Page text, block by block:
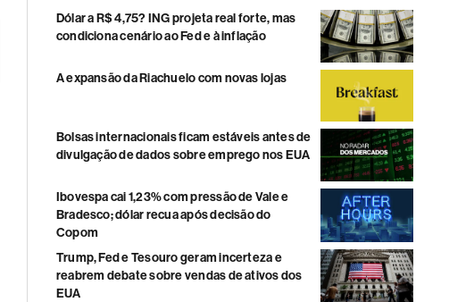
Dólar a R$ 4,75? ING projeta real forte, mas
condiciona cenário ao Fed e à inflação
A expansão da Riachuelo com novas lojas
Bolsas internacionais ficam estáveis antes de
divulgação de dados sobre emprego nos EUA
Ibovespa cai 1,23% com pressão de Vale e
Bradesco; dólar recua após decisão do
Copom
Trump, Fed e Tesouro geram incerteza e
reabrem debate sobre vendas de ativos dos
EUA